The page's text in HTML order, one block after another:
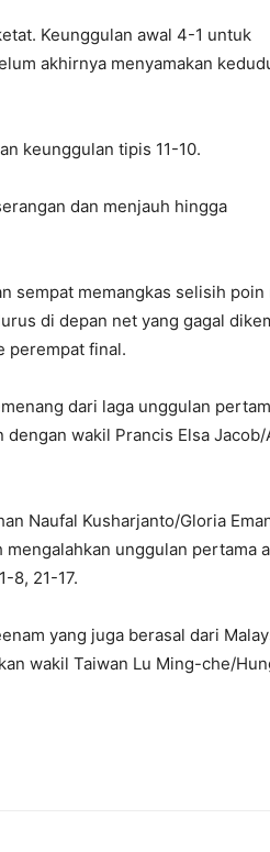
Keunggulan awal 4-1 untuk
akhirnya menyamakan
keunggulan tipis 11-10.
dan menjauh hingga
sempat memangkas selisih poin
di depan net yang gagal
perempat final.
dari laga unggulan
wakil Prancis Elsa Jacob/
Naufal Kusharjanto/Gloria
unggulan pertama
8, 21-17.
yang juga berasal dari
wakil Taiwan Lu Ming-che/